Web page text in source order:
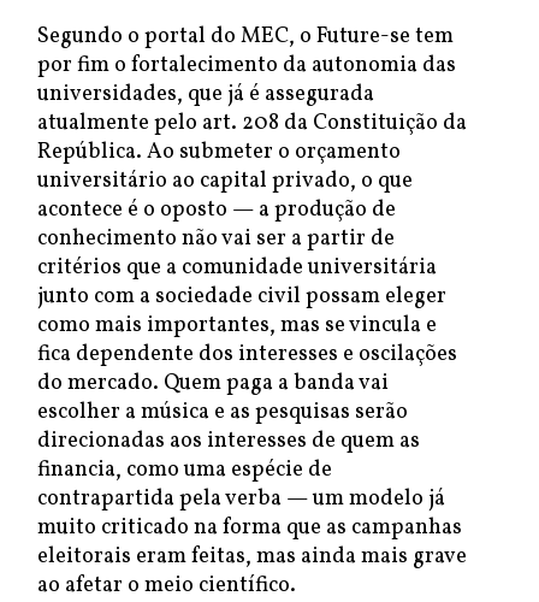
Segundo o portal do MEC, o Future-se tem
por fim o fortalecimento da autonomia das
universidades, que já é assegurada
atualmente pelo art. 208 da Constituição da
República. Ao submeter o orçamento
universitário ao capital privado, o que
acontece é o oposto — a produção de
conhecimento não vai ser a partir de
critérios que a comunidade universitária
junto com a sociedade civil possam eleger
como mais importantes, mas se vincula e
fica dependente dos interesses e oscilações
do mercado. Quem paga a banda vai
escolher a música e as pesquisas serão
direcionadas aos interesses de quem as
financia, como uma espécie de
contrapartida pela verba — um modelo já
muito criticado na forma que as campanhas
eleitorais eram feitas, mas ainda mais grave
ao afetar o meio científico.